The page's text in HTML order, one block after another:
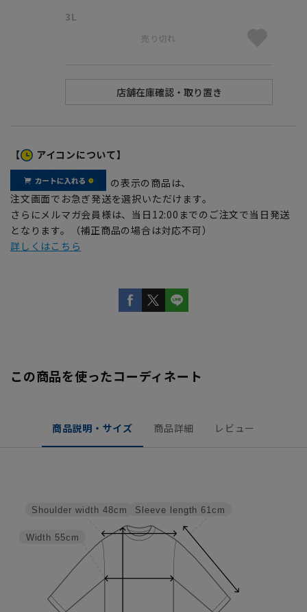
3L
売り切れ
【 アイコンについて】
の表示の商品は、
注文画面でお急ぎ発送を選択いただけます。
さらにメルマガ会員様は、当日12:00までのご注文で当日発送
となります。（補正商品の場合は対応不可）
詳しくはこちら
この商品を使ったコーディネート
商品説明・サイズ 商品詳細 レビュー
Sleeve length 61cm
Width 55cm
Shoulder width 48cm